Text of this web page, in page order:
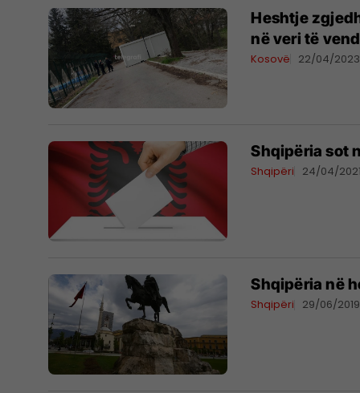
Heshtje
në veri të
Kosovë 22/04/2023
Shqipëria sot
Shqipëri 24/04/2021
Shqipëria në
Shqipëri 29/06/2019